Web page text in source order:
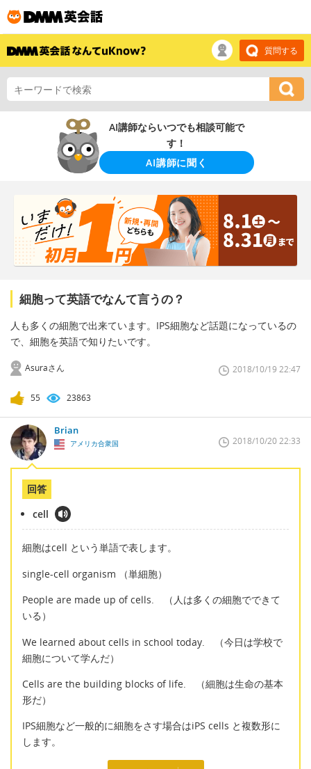
質問する
AI講師ならいつでも相談可能で
す！
AI講師に聞く
細胞って英語でなんて言うの？
人も多くの細胞で出来ています。IPS細胞など話題になっているの
で、細胞を英語で知りたいです。
Asuraさん 2018/10/19 22:47
55 23863
Brian
アメリカ合衆国 2018/10/20 22:33
回答
cell
細胞はcell という単語で表します。
single-cell organism （単細胞）
People are made up of cells. （人は多くの細胞でできて
いる）
We learned about cells in school today. （今日は学校で
細胞について学んだ）
Cells are the building blocks of life. （細胞は生命の基本
形だ）
IPS細胞など一般的に細胞をさす場合はiPS cells と複数形に
します。